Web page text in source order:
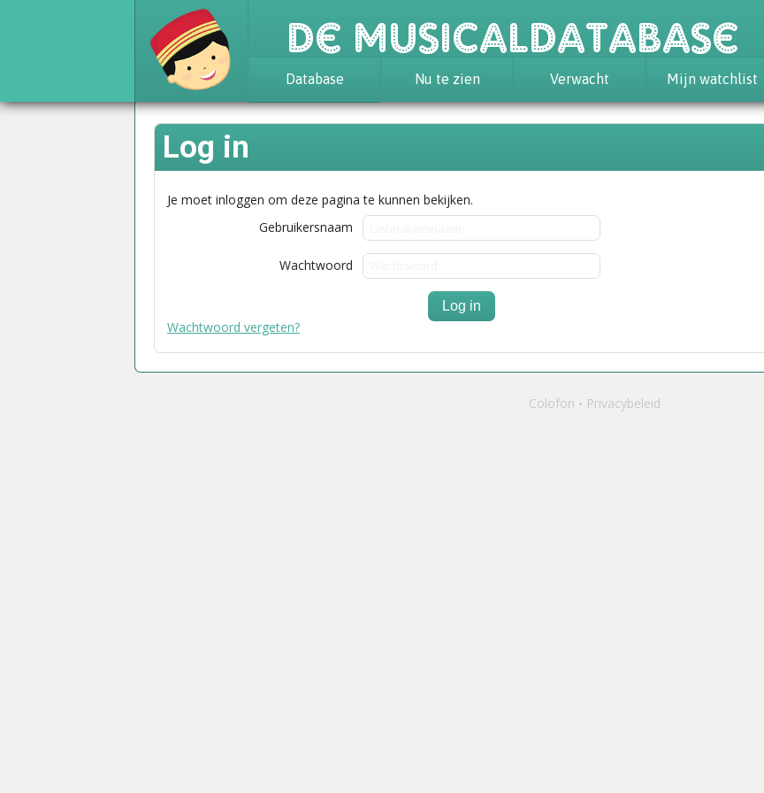
De Musicaldatabase
Database
Achtergrond
Statistieken
Nu te zien Verwacht Mijn watchlist
Log in
Je moet inloggen om deze pagina te kunnen bekijken.
Gebruikersnaam
Wachtwoord
Log in
Wachtwoord vergeten?
Colofon Privacybeleid